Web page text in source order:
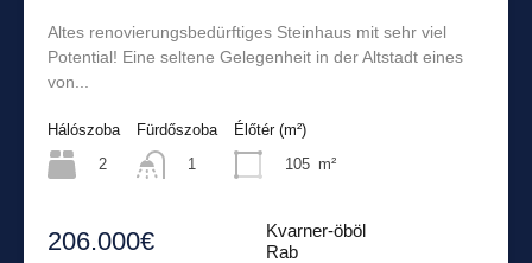
Altes renovierungsbedürftiges Steinhaus mit sehr viel
Potential! Eine seltene Gelegenheit in der Altstadt eines
von...
Hálószoba
2
Fürdőszoba
1
Élőtér (m²)
105 m²
206.000€
Kvarner-öböl
Rab